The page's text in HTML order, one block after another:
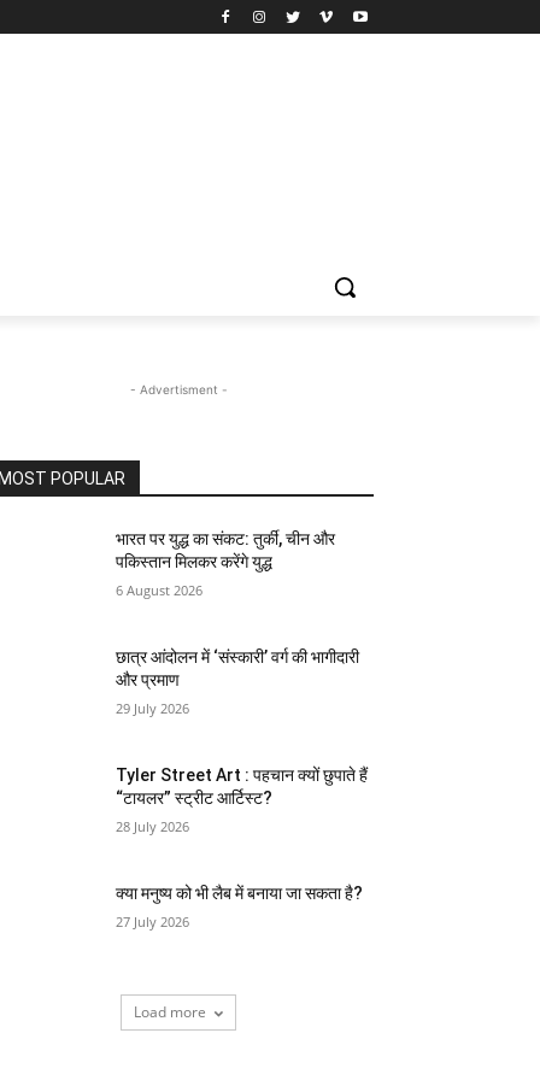
- Advertisment -
MOST POPULAR
भारत पर युद्ध का संकट: तुर्की, चीन और
पकिस्तान मिलकर करेंगे युद्ध
6 August 2026
छात्र आंदोलन में ‘संस्कारी’ वर्ग की भागीदारी
और प्रमाण
29 July 2026
Tyler Street Art : पहचान क्यों छुपाते हैं
“टायलर” स्ट्रीट आर्टिस्ट?
28 July 2026
क्या मनुष्य को भी लैब में बनाया जा सकता है?
27 July 2026
Load more